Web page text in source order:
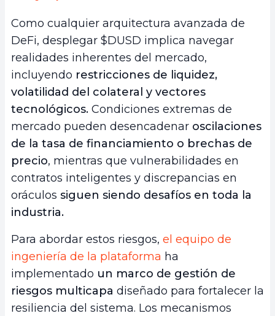
Como cualquier arquitectura avanzada de
DeFi, desplegar $DUSD implica navegar
realidades inherentes del mercado,
incluyendo restricciones de liquidez,
volatilidad del colateral y vectores
tecnológicos. Condiciones extremas de
mercado pueden desencadenar oscilaciones
de la tasa de financiamiento o brechas de
precio, mientras que vulnerabilidades en
contratos inteligentes y discrepancias en
oráculos siguen siendo desafíos en toda la
industria.
Para abordar estos riesgos, el equipo de
ingeniería de la plataforma ha
implementado un marco de gestión de
riesgos multicapa diseñado para fortalecer la
resiliencia del sistema. Los mecanismos